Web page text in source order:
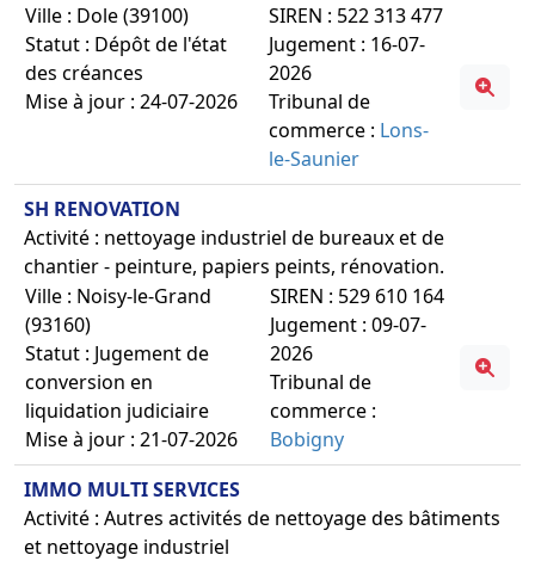
Ville : Dole (39100)
Statut : Dépôt de l'état
des créances
Mise à jour : 24-07-2026
SIREN : 522 313 477
Jugement : 16-07-
2026
Tribunal de
commerce : Lons-
le-Saunier
SH RENOVATION
Activité : nettoyage industriel de bureaux et de
chantier - peinture, papiers peints, rénovation.
Ville : Noisy-le-Grand
(93160)
Statut : Jugement de
conversion en
liquidation judiciaire
Mise à jour : 21-07-2026
SIREN : 529 610 164
Jugement : 09-07-
2026
Tribunal de
commerce :
Bobigny
IMMO MULTI SERVICES
Activité : Autres activités de nettoyage des bâtiments
et nettoyage industriel